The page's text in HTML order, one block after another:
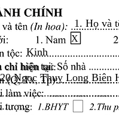
1. Họ và
X
Kinh
chỉ hiện tại:
Ngọc Thuỵ Long Biên